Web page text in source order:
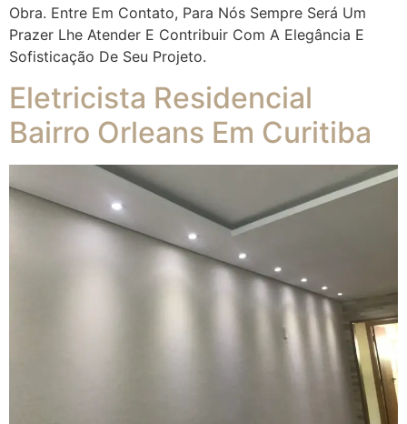
Obra. Entre Em Contato, Para Nós Sempre Será Um
Prazer Lhe Atender E Contribuir Com A Elegância E
Sofisticação De Seu Projeto.
Eletricista Residencial
Bairro Orleans Em Curitiba